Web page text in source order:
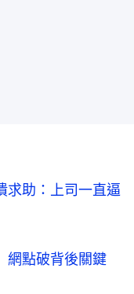
求助：上司一直逼
網點破背後關鍵